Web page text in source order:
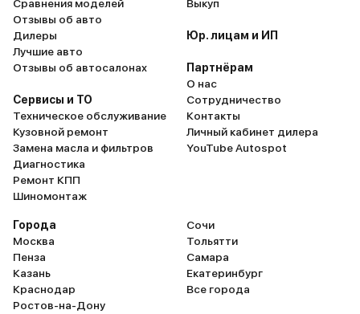
Сравнения моделей
Отзывы об авто
Дилеры
Лучшие авто
Отзывы об автосалонах
Сервисы и ТО
Техническое обслуживание
Кузовной ремонт
Замена масла и фильтров
Диагностика
Ремонт КПП
Шиномонтаж
Выкуп
Юр. лицам и ИП
Партнёрам
О нас
Сотрудничество
Контакты
Личный кабинет дилера
YouTube Autospot
Города
Москва
Пенза
Казань
Краснодар
Ростов-на-Дону
Сочи
Тольятти
Самара
Екатеринбург
Все города